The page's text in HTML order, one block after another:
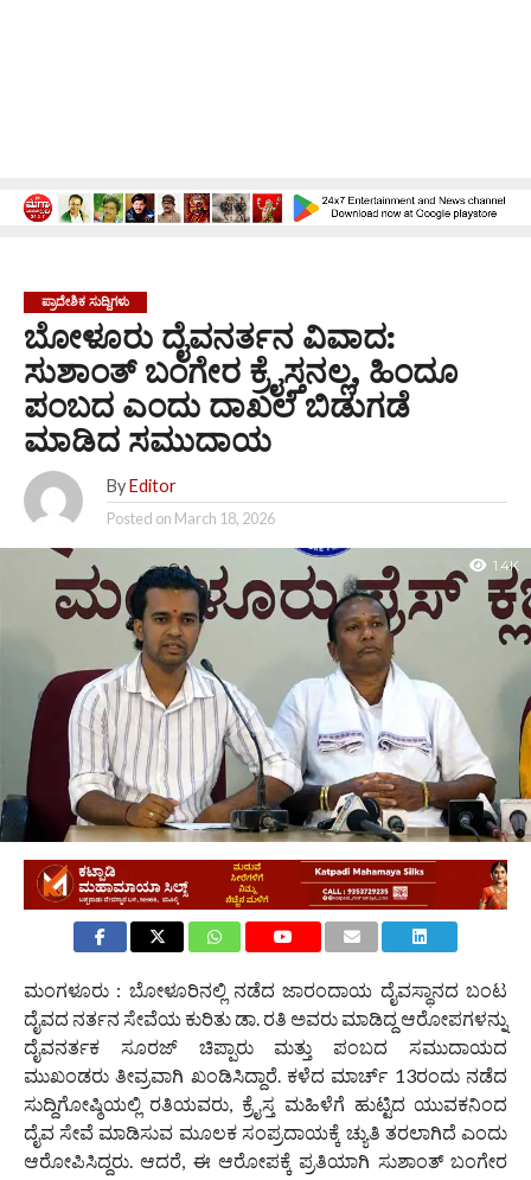
ಪ್ರಾದೇಶಿಕ ಸುದ್ದಿಗಳು
ಬೋಳೂರು ದೈವನರ್ತನ ವಿವಾದ:
ಸುಶಾಂತ್ ಬಂಗೇರ ಕ್ರೈಸ್ತನಲ್ಲ, ಹಿಂದೂ
ಪಂಬದ ಎಂದು ದಾಖಲೆ ಬಿಡುಗಡೆ
ಮಾಡಿದ ಸಮುದಾಯ
By Editor
Posted on March 18, 2026
1.4K
ಮಂಗಳೂರು : ಬೋಳೂರಿನಲ್ಲಿ ನಡೆದ ಜಾರಂದಾಯ ದೈವಸ್ಥಾನದ ಬಂಟ
ದೈವದ ನರ್ತನ ಸೇವೆಯ ಕುರಿತು ಡಾ. ರತಿ ಅವರು ಮಾಡಿದ್ದ ಆರೋಪಗಳನ್ನು
ದೈವನರ್ತಕ ಸೂರಜ್ ಚಿಪ್ಪಾರು ಮತ್ತು ಪಂಬದ ಸಮುದಾಯದ
ಮುಖಂಡರು ತೀವ್ರವಾಗಿ ಖಂಡಿಸಿದ್ದಾರೆ. ಕಳೆದ ಮಾರ್ಚ್ 13ರಂದು ನಡೆದ
ಸುದ್ದಿಗೋಷ್ಠಿಯಲ್ಲಿ ರತಿಯವರು, ಕ್ರೈಸ್ತ ಮಹಿಳೆಗೆ ಹುಟ್ಟಿದ ಯುವಕನಿಂದ
ದೈವ ಸೇವೆ ಮಾಡಿಸುವ ಮೂಲಕ ಸಂಪ್ರದಾಯಕ್ಕೆ ಚ್ಯುತಿ ತರಲಾಗಿದೆ ಎಂದು
ಆರೋಪಿಸಿದ್ದರು. ಆದರೆ, ಈ ಆರೋಪಕ್ಕೆ ಪ್ರತಿಯಾಗಿ ಸುಶಾಂತ್ ಬಂಗೇರ